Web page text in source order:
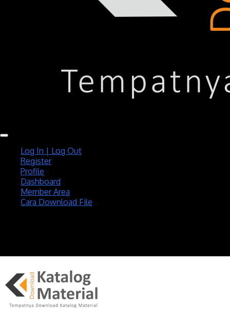
Log In | Log Out
Register
Profile
Dashboard
Member Area
Cara Download File